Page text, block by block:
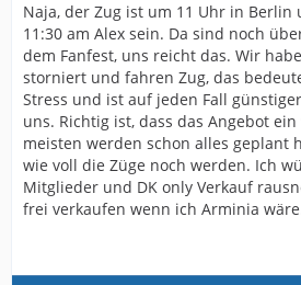
Naja, der Zug ist um 11 Uhr in Berlin
11:30 am Alex sein. Da sind noch
dem Fanfest, uns reicht das. Wir
storniert und fahren Zug, das
Stress und ist auf jeden Fall
uns. Richtig ist, dass das Angebot
meisten werden schon alles geplant
wie voll die Züge noch werden. Ich
Mitglieder und DK only Verkauf
frei verkaufen wenn ich Arminia